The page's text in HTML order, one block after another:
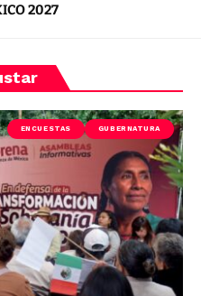
2027
ENCUESTAS GUBERNATURA